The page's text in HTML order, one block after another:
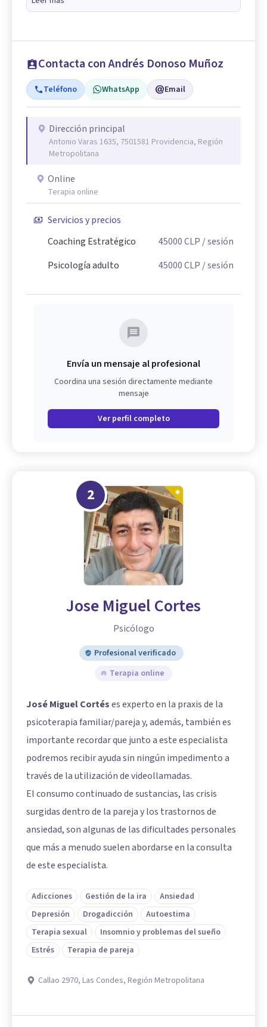
Contacta con Andrés Donoso Muñoz
Teléfono WhatsApp Email
Dirección principal
Antonio Varas 1635, 7501581 Providencia, Región
Metropolitana
Online
Terapia online
Servicios y precios
Coaching Estratégico
45000CLP / sesión
Psicología adulto
45000CLP / sesión
Envía un mensaje al profesional
Coordina una sesión directamente mediante
mensaje
Ver perfil completo
2
Jose Miguel Cortes
Psicólogo
Profesional verificado
Terapia online
José Miguel Cortéses experto en la praxis de la
psicoterapia familiar/pareja y, además, también es
importante recordar que junto a este especialista
podremos recibir ayuda sin ningún impedimento a
través de la utilización de videollamadas.
El consumo continuado de sustancias, las crisis
surgidas dentro de la pareja y los trastornos de
ansiedad, son algunas de las dificultades personales
que más a menudo suelen abordarse en la consulta
de este especialista.
Adicciones Gestión de la ira
Ansiedad
Depresión
Drogadicción
Autoestima
Terapia sexual
Insomnio y problemas del sueño
Estrés
Terapia de pareja
Callao 2970, Las Condes, Región Metropolitana